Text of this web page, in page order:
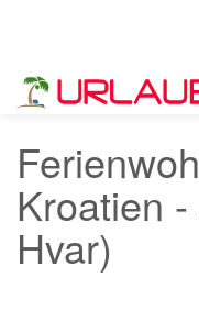
Startseite
Jelsa
Kroatien
Hvar)